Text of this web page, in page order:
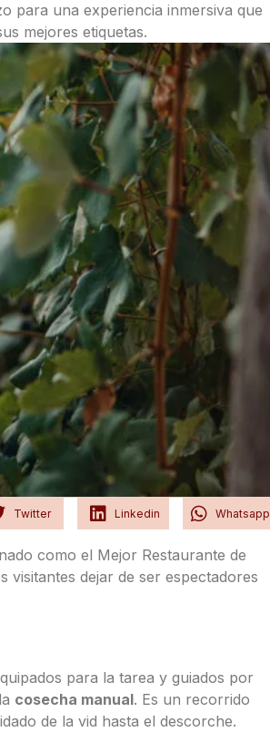
para una experiencia inmersiva que
mejores etiquetas.
Twitter Linkedin Whatsapp
como el Mejor Restaurante de
dejar de ser espectadores
para la tarea y guiados por
cosecha manual. Es un recorrido
de la vid hasta el descorche.